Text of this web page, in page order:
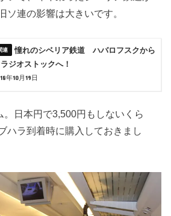
ソ連の影響は大きいです。
憧れのシベリア鉄道 ハバロフスクから
ジオストックへ！
年10月19日
日本円で3,500円もしないくら
ハラ到着時に購入しておきまし